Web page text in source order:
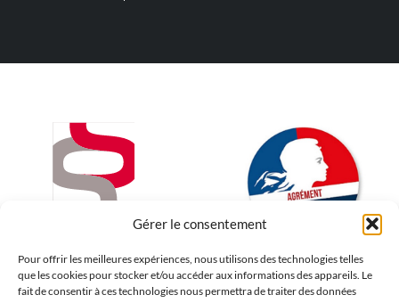
Gérer le consentement
Pour offrir les meilleures expériences, nous utilisons des technologies telles
que les cookies pour stocker et/ou accéder aux informations des appareils. Le
fait de consentir à ces technologies nous permettra de traiter des données